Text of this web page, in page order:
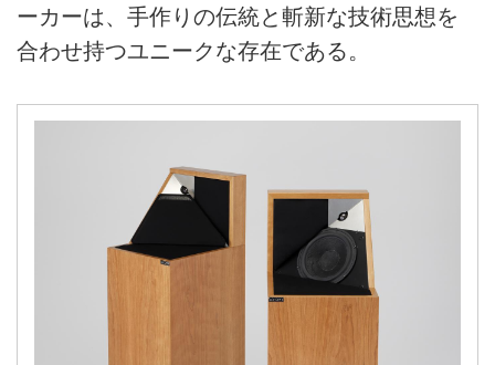
ーカーは、手作りの伝統と斬新な技術思想を
合わせ持つユニークな存在である。